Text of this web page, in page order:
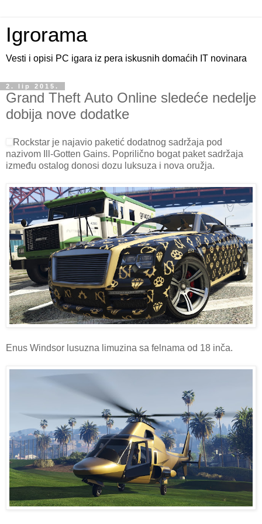
Igrorama
Vesti i opisi PC igara iz pera iskusnih domaćih IT novinara
2. lip 2015.
Grand Theft Auto Online sledeće nedelje
dobija nove dodatke
Rockstar je najavio paketić dodatnog sadržaja pod
nazivom Ill-Gotten Gains. Poprilično bogat paket sadržaja
između ostalog donosi dozu luksuza i nova oružja.
Enus Windsor lusuzna limuzina sa felnama od 18 inča.